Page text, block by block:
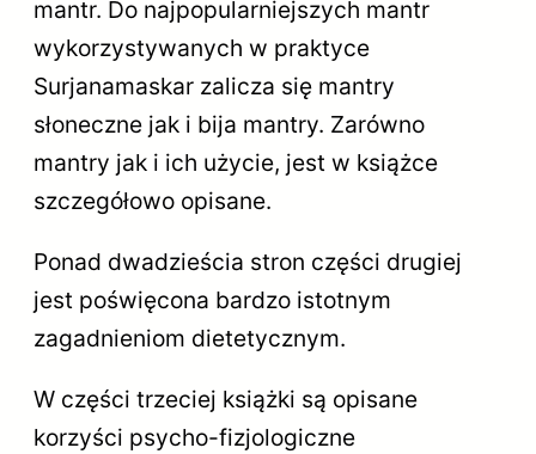
mantr. Do najpopularniejszych mantr
wykorzystywanych w praktyce
Surjanamaskar zalicza się mantry
słoneczne jak i bija mantry. Zarówno
mantry jak i ich użycie, jest w książce
szczegółowo opisane.
Ponad dwadzieścia stron części drugiej
jest poświęcona bardzo istotnym
zagadnieniom dietetycznym.
W części trzeciej książki są opisane
korzyści psycho-fizjologiczne